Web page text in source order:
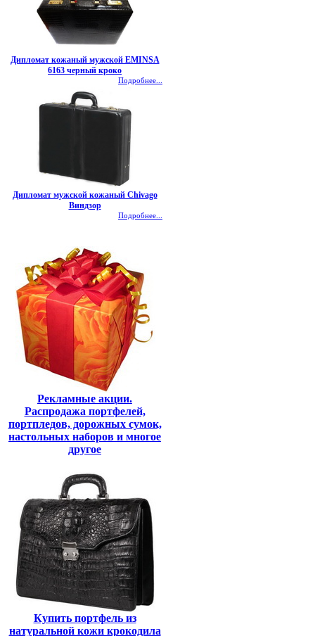
Дипломат кожаный мужской EMINSA
6163 черный кроко
Подробнее...
Дипломат мужской кожаный Chivago
Виндзор
Подробнее...
Рекламные акции.
Распродажа портфелей,
портпледов, дорожных сумок,
настольных наборов и многое
другое
Купить портфель из
натуральной кожи крокодила